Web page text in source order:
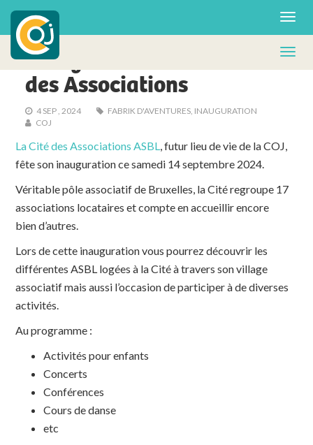
UNCATEGORIZED
Inauguration de la Cité
des Associations
4 SEP , 2024 FABRIK D'AVENTURES, INAUGURATION
COJ
La Cité des Associations ASBL, futur lieu de vie de la COJ,
fête son inauguration ce samedi 14 septembre 2024.
Véritable pôle associatif de Bruxelles, la Cité regroupe 17
associations locataires et compte en accueillir encore
bien d’autres.
Lors de cette inauguration vous pourrez découvrir les
différentes ASBL logées à la Cité à travers son village
associatif mais aussi l’occasion de participer à de diverses
activités.
Au programme :
Activités pour enfants
Concerts
Conférences
Cours de danse
etc